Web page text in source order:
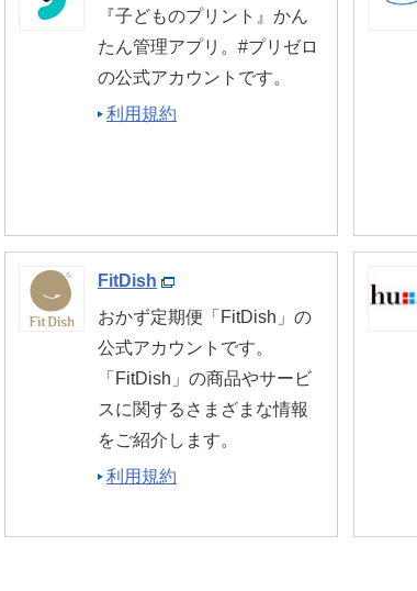
『子どものプリント』かん
たん管理アプリ。#プリゼロ
の公式アカウントです。
利用規約
FitDish
おかず定期便「FitDish」の
公式アカウントです。
「FitDish」の商品やサービ
スに関するさまざまな情報
をご紹介します。
利用規約